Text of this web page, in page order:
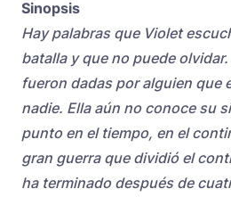
Sinopsis
Hay palabras que Violet
batalla y que no puede
fueron dadas por alguien que
nadie. Ella aún no conoce su
punto en el tiempo, en el
gran guerra que dividió el
ha terminado después de